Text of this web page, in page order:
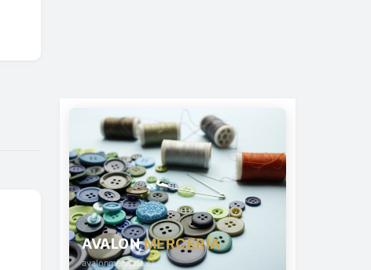
AVALONMERCERÍA
avalonmerceria.es